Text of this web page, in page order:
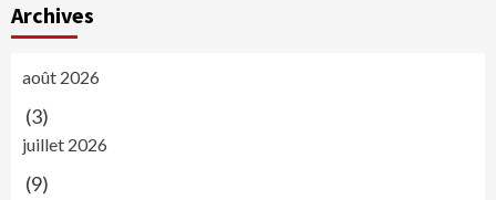
articles
Archives
août 2026
(3)
juillet 2026
(9)